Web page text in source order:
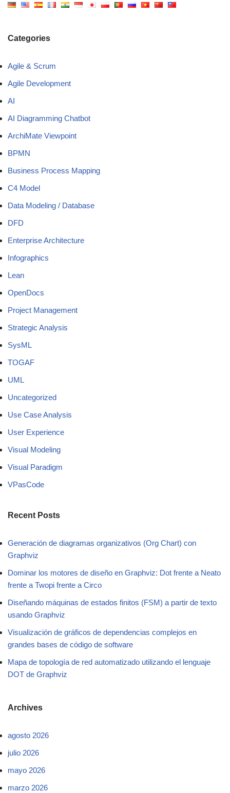
Categories
Agile & Scrum
Agile Development
AI
AI Diagramming Chatbot
ArchiMate Viewpoint
BPMN
Business Process Mapping
C4 Model
Data Modeling / Database
DFD
Enterprise Architecture
Infographics
Lean
OpenDocs
Project Management
Strategic Analysis
SysML
TOGAF
UML
Uncategorized
Use Case Analysis
User Experience
Visual Modeling
Visual Paradigm
VPasCode
Recent Posts
Generación de diagramas organizativos (Org Chart) con
Graphviz
Dominar los motores de diseño en Graphviz: Dot frente a Neato
frente a Twopi frente a Circo
Diseñando máquinas de estados finitos (FSM) a partir de texto
usando Graphviz
Visualización de gráficos de dependencias complejos en
grandes bases de código de software
Mapa de topología de red automatizado utilizando el lenguaje
DOT de Graphviz
Archives
agosto 2026
julio 2026
mayo 2026
marzo 2026